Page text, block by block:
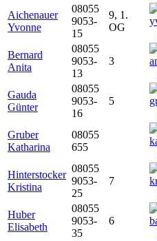
Aichenauer
Yvonne
08055
9053-
15
9, 1.
OG
Bernard
Anita
08055
9053-
13
3
Gauda
Günter
08055
9053-
16
5
Gruber
Katharina
08055
655
Hinterstocker
Kristina
08055
9053-
25
7
Huber
Elisabeth
08055
9053-
35
6